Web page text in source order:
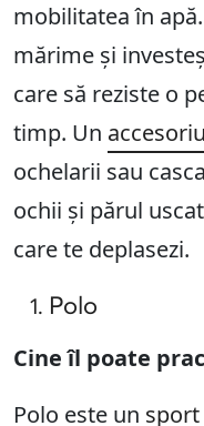
mobilitatea în
mărime și
care să reziste o
timp. Un accesoriu
ochelarii sau
ochii și părul
care te deplasezi.
Polo
Cine îl poate
Polo este un sport